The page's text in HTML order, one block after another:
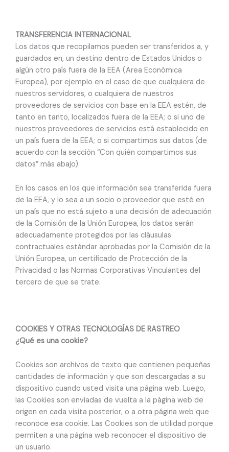
TRANSFERENCIA INTERNACIONAL
Los datos que recopilamos pueden ser transferidos a, y
guardados en, un destino dentro de Estados Unidos o
algún otro país fuera de la EEA (Area Económica
Europea), por ejemplo en el caso de que cualquiera de
nuestros servidores, o cualquiera de nuestros
proveedores de servicios con base en la EEA estén, de
tanto en tanto, localizados fuera de la EEA; o si uno de
nuestros proveedores de servicios está establecido en
un país fuera de la EEA; o si compartimos sus datos (de
acuerdo con la sección “Con quién compartimos sus
datos” más abajo).
En los casos en los que información sea transferida fuera
de la EEA, y lo sea a un socio o proveedor que esté en
un país que no está sujeto a una decisión de adecuación
de la Comisión de la Unión Europea, los datos serán
adecuadamente protegidos por las cláusulas
contractuales estándar aprobadas por la Comisión de la
Unión Europea, un certificado de Protección de la
Privacidad o las Normas Corporativas Vinculantes del
tercero de que se trate.
COOKIES Y OTRAS TECNOLOGÍAS DE RASTREO
¿Qué es una cookie?
Cookies son archivos de texto que contienen pequeñas
cantidades de información y que son descargadas a su
dispositivo cuando usted visita una página web. Luego,
las Cookies son enviadas de vuelta a la página web de
origen en cada visita posterior, o a otra página web que
reconoce esa cookie. Las Cookies son de utilidad porque
permiten a una página web reconocer el dispositivo de
un usuario.